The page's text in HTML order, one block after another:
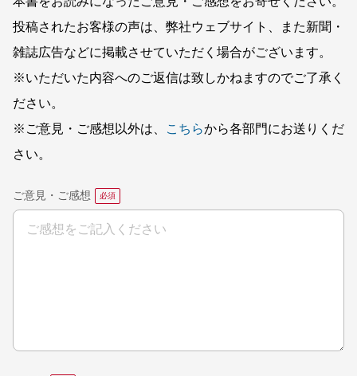
投稿されたお客様の声は、弊社ウェブサイト、また新聞・
雑誌広告などに掲載させていただく場合がございます。
※いただいた内容へのご返信は致しかねますのでご了承く
ださい。
※ご意見・ご感想以外は、
こちらから各部門にお送りくだ
さい。
ご意見・ご感想